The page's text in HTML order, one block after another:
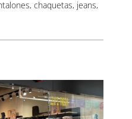
chaquetas, jeans,